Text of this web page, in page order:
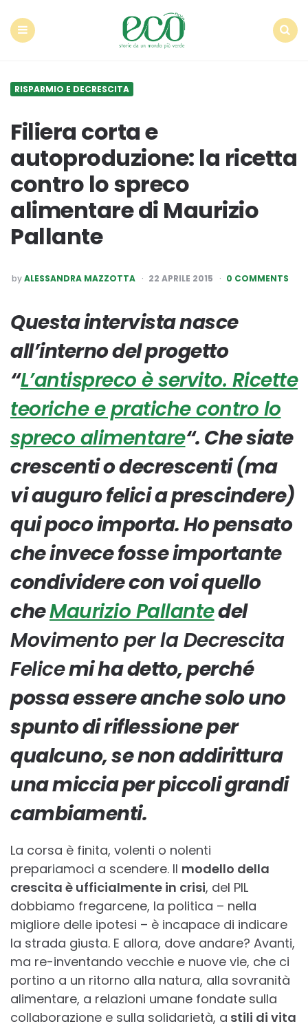
RISPARMIO E DECRESCITA
Filiera corta e
autoproduzione: la ricetta
contro lo spreco
alimentare di Maurizio
Pallante
POSTED
BY
byALESSANDRA MAZZOTTA 22 APRILE 2015 0 COMMENTS
Questa intervista nasce
all’interno del progetto
“L’antispreco è servito. Ricette
teoriche e pratiche contro lo
spreco alimentare“. Che siate
crescenti o decrescenti (ma
vi auguro felici a prescindere)
qui poco importa. Ho pensato
che invece fosse importante
condividere con voi quello
cheMaurizio Pallantedel
Movimento per la Decrescita
Felicemi ha detto, perché
possa essere anche solo uno
spunto di riflessione per
qualcuno, se non addirittura
una miccia per piccoli grandi
cambiamenti.
La corsa è finita, volenti o nolenti
prepariamoci a scendere. Il modello della
crescita è ufficialmente in crisi, del PIL
dobbiamo fregarcene, la politica – nella
migliore delle ipotesi – è incapace di indicare
la strada giusta. E allora, dove andare? Avanti,
ma re-inventando vecchie e nuove vie, che ci
portino a un ritorno alla natura, alla sovranità
alimentare, a relazioni umane fondate sulla
collaborazione e sulla solidarietà, a stili di vita